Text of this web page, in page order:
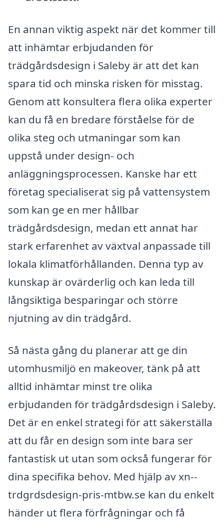
En annan viktig aspekt när det kommer till
att inhämtar erbjudanden för
trädgårdsdesign i Saleby är att det kan
spara tid och minska risken för misstag.
Genom att konsultera flera olika experter
kan du få en bredare förståelse för de
olika steg och utmaningar som kan
uppstå under design- och
anläggningsprocessen. Kanske har ett
företag specialiserat sig på vattensystem
som kan ge en mer hållbar
trädgårdsdesign, medan ett annat har
stark erfarenhet av växtval anpassade till
lokala klimatförhållanden. Denna typ av
kunskap är ovärderlig och kan leda till
långsiktiga besparingar och större
njutning av din trädgård.
Så nästa gång du planerar att ge din
utomhusmiljö en makeover, tänk på att
alltid inhämtar minst tre olika
erbjudanden för trädgårdsdesign i Saleby.
Det är en enkel strategi för att säkerställa
att du får en design som inte bara ser
fantastisk ut utan som också fungerar för
dina specifika behov. Med hjälp av xn--
trdgrdsdesign-pris-mtbw.se kan du enkelt
händer ut flera förfrågningar och få